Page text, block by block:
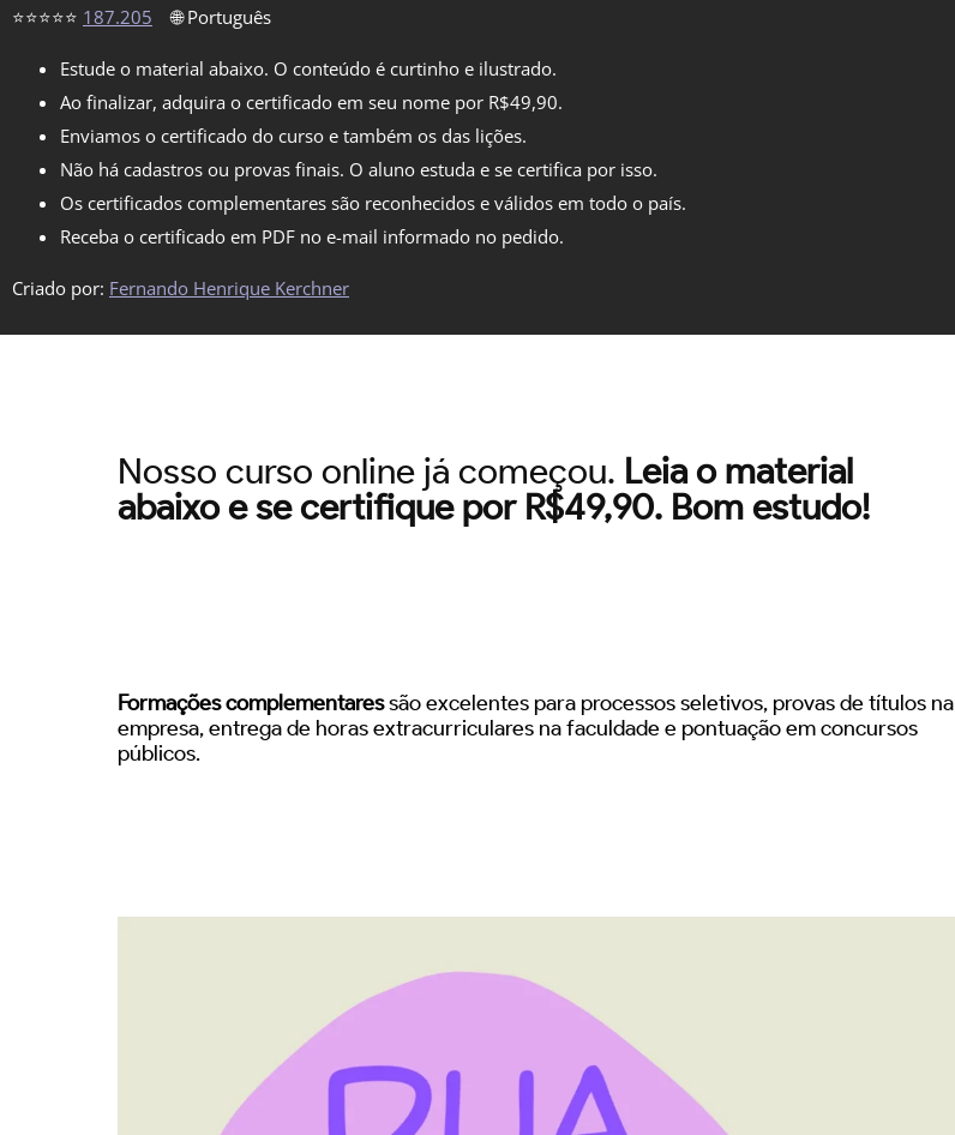
⭐⭐⭐⭐⭐ 187.205 🌐 Português
Estude o material abaixo. O conteúdo é curtinho e ilustrado.
Ao finalizar, adquira o certificado em seu nome por R$49,90.
Enviamos o certificado do curso e também os das lições.
Não há cadastros ou provas finais. O aluno estuda e se certifica por isso.
Os certificados complementares são reconhecidos e válidos em todo o país.
Receba o certificado em PDF no e-mail informado no pedido.
Criado por: Fernando Henrique Kerchner
Nosso curso online já começou. Leia o material
abaixo e se certifique por R$49,90. Bom estudo!
Formações complementaressão excelentes para processos seletivos, provas de títulos na
empresa, entrega de horas extracurriculares na faculdade e pontuação em concursos
públicos.